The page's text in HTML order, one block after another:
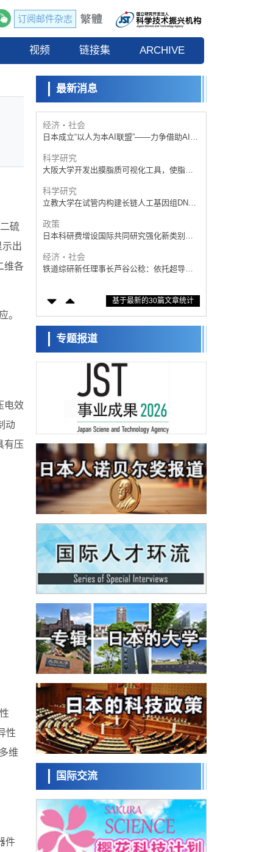
视频 链接集 ARCHIVE
订阅邮件杂志
硫
出
维各
。
电效
动
有压
性
维
件
最新消息
政策
日本科研费增设国际共同研究强化新类别，
促进青年研究人员赴海外开展研究
用于量子计算机
科学研究
开发出300亿年仅误差1秒的光晶格钟，构建
网络将其打造为下一代社会基础设施
经济・社会
日本成立“以人为本AI联盟”——力争借助AI拓
科学研究
大阪大学开发出膜脂质可视化工具，使脂质
科学研究
立教大学在试管内构建长链人工基因组DNA
工细胞
政策
日本科研费增设国际共同研究强化新类别，
经济・社会
铁道综研新任理事长芦谷公稔：依托超导和
东京大学通过叶绿体基因组编辑技术强化碳
藤田医科大学等成功鉴定出非结核分枝杆菌
生存的必需基因，首次揭示该基因的必要性
经济・社会
【AI法下篇】如何应对AI的不可控性——中
央大学平野晋教授专访
日本学术会议：为保持土壤健康应采取哪些
措施？探讨土壤保护与强化的具体对策
大阪大学开发基于水氢键网络的温度预测新
方法，AI从分子排列信息中高精度解读
经济・社会
【AI法上篇】如何对“将人生交给AI”保持危机
感——中央大学平野晋教授专访
科学研究
庆应义塾大学阐明脑内“游击手”小胶质细胞包
裹保护受损神经细胞的机制，有望用于开发
阿尔茨海默病等疾病疗法
日本东北大学与横滨橡胶全球首次从纳米尺
度揭示橡胶—黄铜粘接界面劣化抑制机制，
为提升轮胎安全性与耐久性的材料设计开辟
道路
科学研究
近畿大学等发现植物染料“日本茜”的红色成分
可抑制老化与炎症，有望成为新型功能性材
料
科学研究
法，利用超小型GAD67启动子抑制发作
科学研究
九州大学揭示夜间眼压升高机制：两种激素
波动叠加所致
科学研究
东京都产技研采用新手法开发出可稳定工作
至300℃的介电材料，已验证电容器可在汽车
发动机等高温环境下工作
经济・社会
日本生成式AI使用者占比一年内翻倍，但与
中美德仍有较大差距
政策
日本修订首都直下型地震紧急对策：目标为
死亡人数至少减半，重点强化火灾防控
科学研究
福井大学发现细胞记忆过往并抑制反应的机
制，阐明即便DNA相同反应迥异之谜
科学研究
安全性，在转移性尿路上皮癌患者中开展临
床试验
政策
日本发布《令和8年版科学技术与创新白皮
书》，解读第七期基本计划首年度政策方向
科学研究
基于最新的30篇文章统计
专题报道
国际交流